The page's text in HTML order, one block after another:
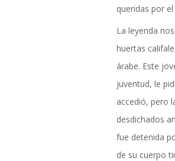
NOTICIAS
Toda la actualidad de Cordoba
queridas por
La leyenda
huertas
árabe. Este
juventud, le
accedió, pero
desdichados
fue detenida
de su cuerpo